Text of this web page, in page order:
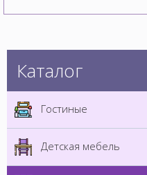
Каталог
Гостиные
Детская мебель